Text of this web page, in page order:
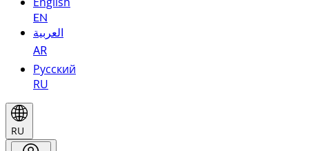
EN
العربية
AR
Русский
RU
RU